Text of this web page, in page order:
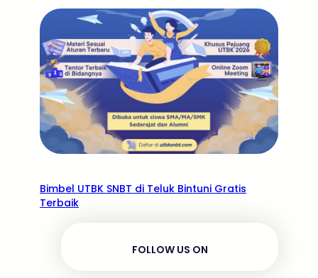
Bimbel UTBK SNBT di Teluk Bintuni Gratis
Terbaik
FOLLOW US ON